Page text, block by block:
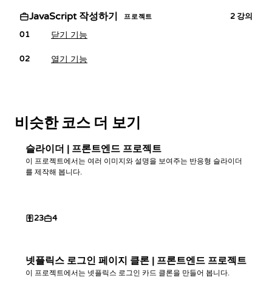
JavaScript 작성하기 프로젝트 2 강의
01
닫기 기능
02 열기 기능
비슷한 코스 더 보기
슬라이더 | 프론트엔드 프로젝트
이 프로젝트에서는 여러 이미지와 설명을 보여주는 반응형 슬라이더
를 제작해 봅니다.
23 4
넷플릭스 로그인 페이지 클론 | 프론트엔드 프로젝트
이 프로젝트에서는 넷플릭스 로그인 카드 클론을 만들어 봅니다.